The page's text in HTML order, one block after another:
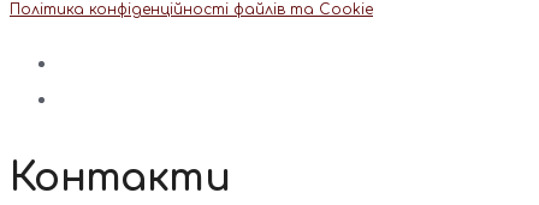
Політика конфіденційності файлів та Cookie
Контакти